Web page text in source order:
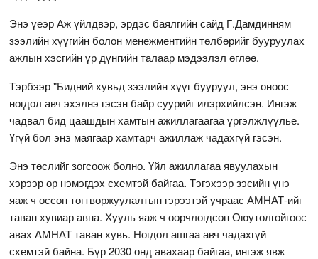
Энэ үеэр Аж үйлдвэр, эрдэс баялгийн сайд Г.Дамдинням
зээлийн хүүгийн болон менежментийн төлбөрийг бууруулах
ажлын хэсгийн үр дүнгийн талаар мэдээлэл өглөө.
Тэрбээр "Бидний хувьд зээлийн хүүг бууруул, энэ оноос
ногдол авч эхэлнэ гэсэн байр суурийг илэрхийлсэн. Ингэж
чадвал бид цаашдын хамтын ажиллагаагаа үргэлжлүүлье.
Үгүй бол энэ маягаар хамтарч ажиллаж чадахгүй гэсэн.
Энэ төслийг зогсоож болно. Үйл ажиллагаа явуулахын
хэрээр өр нэмэгдэх схемтэй байгаа. Тэгэхээр зэсийн үнэ
яаж ч өссөн тогтворжуулалтын гэрээтэй учраас АМНАТ-ийг
таван хувиар авна. Хууль яаж ч өөрчлөгдсөн Оюутолгойгоос
авах АМНАТ таван хувь. Ногдол ашгаа авч чадахгүй
схемтэй байна. Бүр 2030 онд авахаар байгаа, ингэж явж